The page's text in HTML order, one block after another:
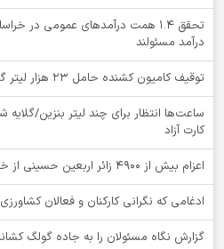
تحقق ۱.۴ همت درآمدهای عمومی در
درآمد مسئولند
توقيف کامیون کشنده حامل 23 هزار لیتر گاز مایع قاچاق در نهبندان
ساعت‌ها انتظار برای چند لیتر بنزین/
کارت آزاد
اعزام بیش از 4900 زائر اربعین حسینی از خراسان جنوبی
ادغامی که نگرانی کارکنان و فعالان
گزارش نگاه مسئولان را به جاده گولگ